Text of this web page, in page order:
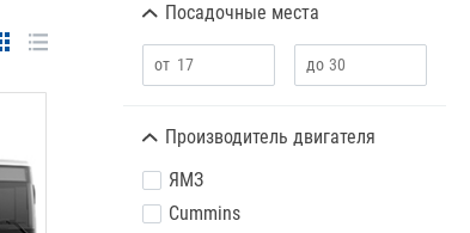
Посадочные места
Производитель двигателя
ЯМЗ
Cummins